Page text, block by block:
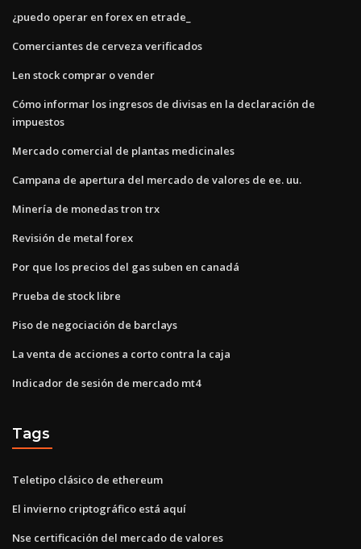
¿puedo operar en forex en etrade_
Comerciantes de cerveza verificados
Len stock comprar o vender
Cómo informar los ingresos de divisas en la declaración de
impuestos
Mercado comercial de plantas medicinales
Campana de apertura del mercado de valores de ee. uu.
Minería de monedas tron ​​trx
Revisión de metal forex
Por que los precios del gas suben en canadá
Prueba de stock libre
Piso de negociación de barclays
La venta de acciones a corto contra la caja
Indicador de sesión de mercado mt4
Tags
Teletipo clásico de ethereum
El invierno criptográfico está aquí
Nse certificación del mercado de valores